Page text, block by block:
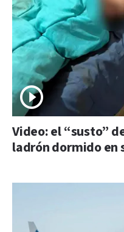
Video: el “susto”
ladrón dormido en